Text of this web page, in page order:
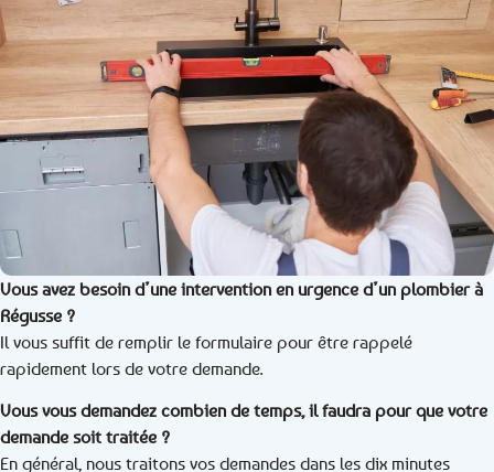
Vous avez besoin d’une intervention en urgence d’un plombier à
Régusse ?
Il vous suffit de remplir le formulaire pour être rappelé
rapidement lors de votre demande.
Vous vous demandez combien de temps, il faudra pour que votre
demande soit traitée ?
En général, nous traitons vos demandes dans les dix minutes